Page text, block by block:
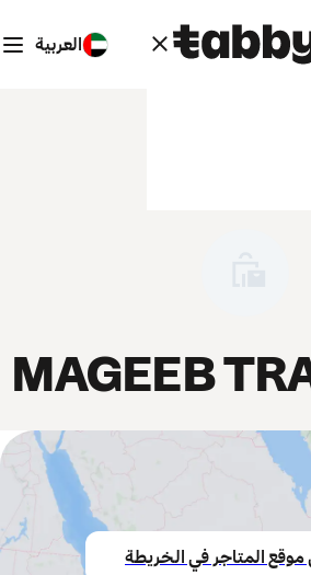
العربية
MAGEEB
MAGEEB
موقع المتاجر في الخريطة